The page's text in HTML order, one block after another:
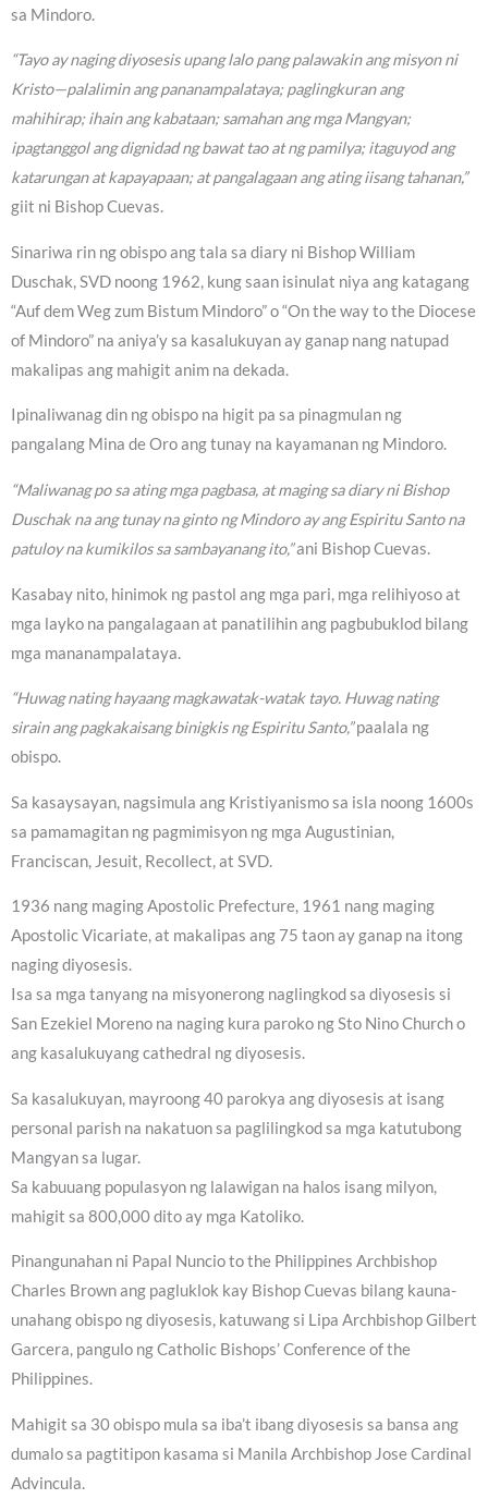
sa Mindoro.
“Tayo ay naging diyosesis upang lalo pang palawakin ang misyon ni
Kristo—palalimin ang pananampalataya; paglingkuran ang
mahihirap; ihain ang kabataan; samahan ang mga Mangyan;
ipagtanggol ang dignidad ng bawat tao at ng pamilya; itaguyod ang
katarungan at kapayapaan; at pangalagaan ang ating iisang tahanan,”
giit ni Bishop Cuevas.
Sinariwa rin ng obispo ang tala sa diary ni Bishop William
Duschak, SVD noong 1962, kung saan isinulat niya ang katagang
“Auf dem Weg zum Bistum Mindoro” o “On the way to the Diocese
of Mindoro” na aniya’y sa kasalukuyan ay ganap nang natupad
makalipas ang mahigit anim na dekada.
Ipinaliwanag din ng obispo na higit pa sa pinagmulan ng
pangalang Mina de Oro ang tunay na kayamanan ng Mindoro.
“Maliwanag po sa ating mga pagbasa, at maging sa diary ni Bishop
Duschak na ang tunay na ginto ng Mindoro ay ang Espiritu Santo na
patuloy na kumikilos sa sambayanang ito,”ani Bishop Cuevas.
Kasabay nito, hinimok ng pastol ang mga pari, mga relihiyoso at
mga layko na pangalagaan at panatilihin ang pagbubuklod bilang
mga mananampalataya.
“Huwag nating hayaang magkawatak-watak tayo. Huwag nating
sirain ang pagkakaisang binigkis ng Espiritu Santo,”paalala ng
obispo.
Sa kasaysayan, nagsimula ang Kristiyanismo sa isla noong 1600s
sa pamamagitan ng pagmimisyon ng mga Augustinian,
Franciscan, Jesuit, Recollect, at SVD.
1936 nang maging Apostolic Prefecture, 1961 nang maging
Apostolic Vicariate, at makalipas ang 75 taon ay ganap na itong
naging diyosesis.
Isa sa mga tanyang na misyonerong naglingkod sa diyosesis si
San Ezekiel Moreno na naging kura paroko ng Sto Nino Church o
ang kasalukuyang cathedral ng diyosesis.
Sa kasalukuyan, mayroong 40 parokya ang diyosesis at isang
personal parish na nakatuon sa paglilingkod sa mga katutubong
Mangyan sa lugar.
Sa kabuuang populasyon ng lalawigan na halos isang milyon,
mahigit sa 800,000 dito ay mga Katoliko.
Pinangunahan ni Papal Nuncio to the Philippines Archbishop
Charles Brown ang pagluklok kay Bishop Cuevas bilang kauna-
unahang obispo ng diyosesis, katuwang si Lipa Archbishop Gilbert
Garcera, pangulo ng Catholic Bishops’ Conference of the
Philippines.
Mahigit sa 30 obispo mula sa iba’t ibang diyosesis sa bansa ang
dumalo sa pagtitipon kasama si Manila Archbishop Jose Cardinal
Advincula.